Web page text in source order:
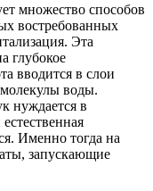
множество способов
востребованных
Эта
глубокое
вводится в слои
воды.
нуждается в
Именно тогда на
запускающие